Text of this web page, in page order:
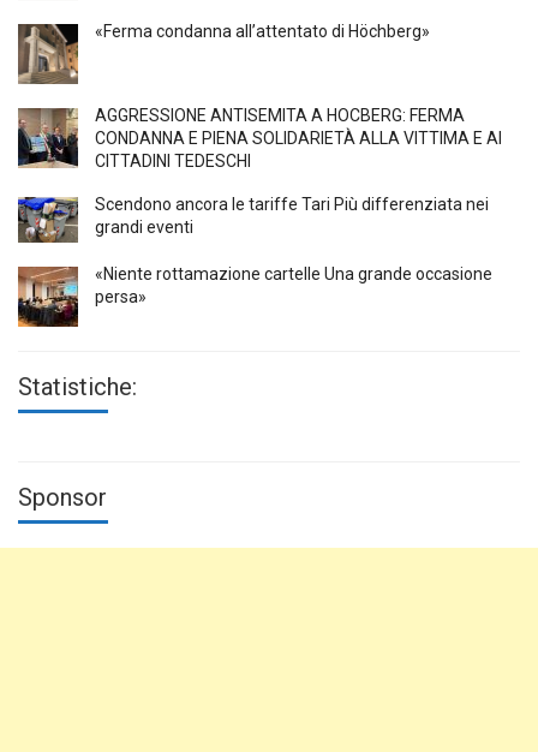
«Ferma condanna all’attentato di Höchberg»
AGGRESSIONE ANTISEMITA A HÖCBERG: FERMA
CONDANNA E PIENA SOLIDARIETÀ ALLA VITTIMA E AI
CITTADINI TEDESCHI
Scendono ancora le tariffe Tari Più differenziata nei
grandi eventi
«Niente rottamazione cartelle Una grande occasione
persa»
Statistiche:
Sponsor